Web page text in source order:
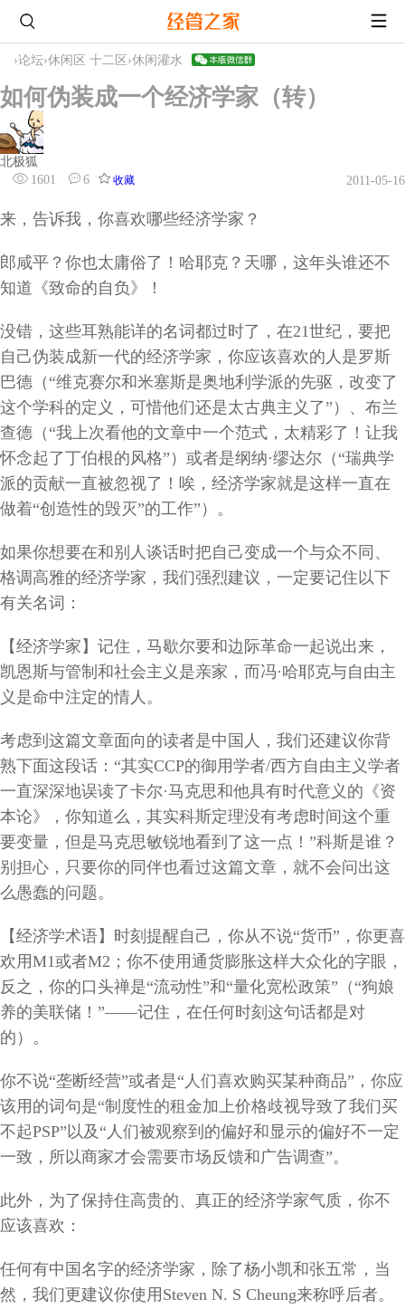
›论坛›休闲区 十二区 ›休闲灌水
如何伪装成一个经济学家（转）
北极狐
1601
6 收藏 2011-05-16
来，告诉我，你喜欢哪些经济学家？
郎咸平？你也太庸俗了！哈耶克？天哪，这年头谁还不
知道《致命的自负》！
没错，这些耳熟能详的名词都过时了，在21世纪，要把
自己伪装成新一代的经济学家，你应该喜欢的人是罗斯
巴德（ “维克赛尔和米塞斯是奥地利学派的先驱，改变了
这个学科的定义，可惜他们还是太古典主义了” ）、布兰
查德（ “我上次看他的文章中一个范式，太精彩了！让我
怀念起了丁伯根的风格” ）或者是纲纳·缪达尔（ “瑞典学
派的贡献一直被忽视了！唉，经济学家就是这样一直在
做着“创造性的毁灭”的工作” ）。
如果你想要在和别人谈话时把自己变成一个与众不同、
格调高雅的经济学家，我们强烈建议，一定要记住以下
有关名词：
【经济学家】记住，马歇尔要和边际革命一起说出来，
凯恩斯与管制和社会主义是亲家，而冯·哈耶克与自由主
义是命中注定的情人。
考虑到这篇文章面向的读者是中国人，我们还建议你背
熟下面这段话： “其实CCP的御用学者/西方自由主义学者
一直深深地误读了卡尔·马克思和他具有时代意义的《资
本论》，你知道么，其实科斯定理没有考虑时间这个重
要变量，但是马克思敏锐地看到了这一点！ ”科斯是谁？
别担心，只要你的同伴也看过这篇文章，就不会问出这
么愚蠢的问题。
【经济学术语】时刻提醒自己，你从不说“货币” ，你更喜
欢用M1或者M2 ；你不使用通货膨胀这样大众化的字眼，
反之，你的口头禅是“流动性”和“量化宽松政策” （ “狗娘
养的美联储！ ”——记住，在任何时刻这句话都是对
的）。
你不说“垄断经营”或者是“ 人们喜欢购买某种商品” ，你应
该用的词句是“制度性的租金加上价格歧视导致了我们买
不起PSP” 以及 “ 人们被观察到的偏好和显示的偏好不一定
一致，所以商家才会需要市场反馈和广告调查”。
此外，为了保持住高贵的、真正的经济学家气质，你不
应该喜欢：
任何有中国名字的经济学家，除了杨小凯和张五常，当
然，我们更建议你使用 Steven N. S Cheung来称呼后者。